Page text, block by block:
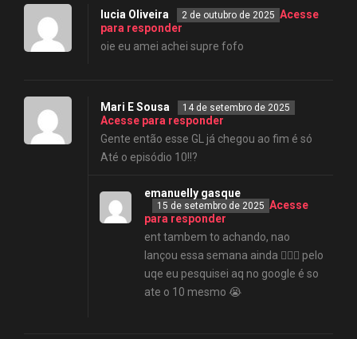
lucia Oliveira 2 de outubro de 2025 Acesse
para responder
oie eu amei achei supre fofo
Mari E Sousa 14 de setembro de 2025
Acesse para responder
Gente então esse GL já chegou ao fim é só
Até o episódio 10!!?
emanuelly gasque
15 de setembro de 2025 Acesse
para responder
ent tambem to achando, nao
lançou essa semana ainda 🤷🏼‍♀️ pelo
uqe eu pesquisei aq no google é so
ate o 10 mesmo 😭